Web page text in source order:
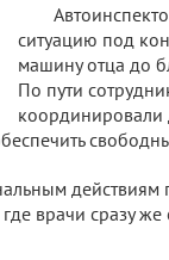
ситуацию под
машину отца до
По пути
координировали
врачи сразу